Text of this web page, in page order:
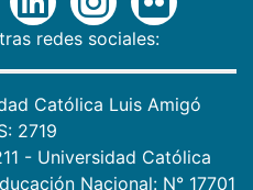
redes sociales:
Católica Luis Amigó
2719
- Universidad Católica
Nacional: N° 17701